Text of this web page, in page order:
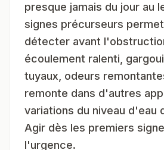
presque jamais du jour au
signes précurseurs
détecter avant
écoulement ralenti,
tuyaux, odeurs
remonte dans d'autres
variations du niveau d'eau
Agir dès les premiers
l'urgence.